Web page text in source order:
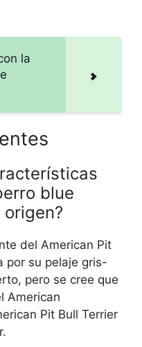
la
blue
del American Pit
por su pelaje gris-
pero se cree que
American
Pit Bull Terrier